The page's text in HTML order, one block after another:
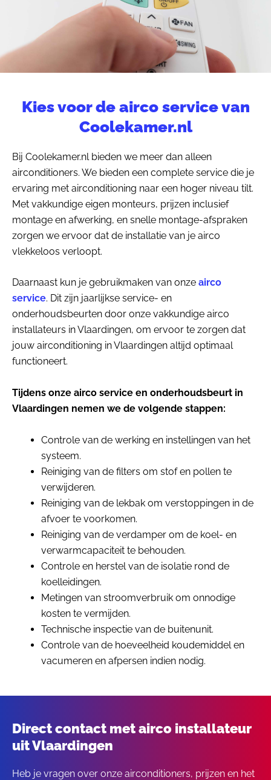
Kies voor de airco service van
Coolekamer.nl
Bij Coolekamer.nl bieden we meer dan alleen
airconditioners. We bieden een complete service die je
ervaring met airconditioning naar een hoger niveau tilt.
Met vakkundige eigen monteurs, prijzen inclusief
montage en afwerking, en snelle montage-afspraken
zorgen we ervoor dat de installatie van je airco
vlekkeloos verloopt.
Daarnaast kun je gebruikmaken van onze airco
service. Dit zijn jaarlijkse service- en
onderhoudsbeurten door onze vakkundige airco
installateurs in Vlaardingen, om ervoor te zorgen dat
jouw airconditioning in Vlaardingen altijd optimaal
functioneert.
Tijdens onze airco service en onderhoudsbeurt in
Vlaardingen nemen we de volgende stappen:
Controle van de werking en instellingen van het
systeem.
Reiniging van de filters om stof en pollen te
verwijderen.
Reiniging van de lekbak om verstoppingen in de
afvoer te voorkomen.
Reiniging van de verdamper om de koel- en
verwarmcapaciteit te behouden.
Controle en herstel van de isolatie rond de
koelleidingen.
Metingen van stroomverbruik om onnodige
kosten te vermijden.
Technische inspectie van de buitenunit.
Controle van de hoeveelheid koudemiddel en
vacumeren en afpersen indien nodig.
Direct contact met airco installateur
uit Vlaardingen
Heb je vragen over onze airconditioners, prijzen en het